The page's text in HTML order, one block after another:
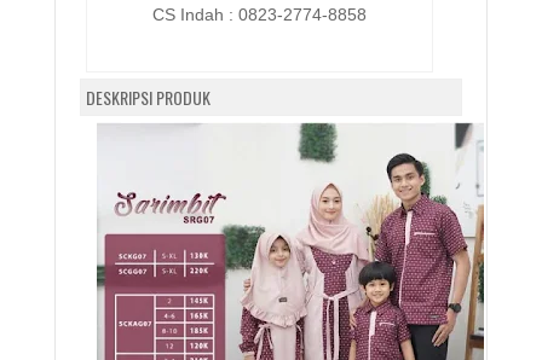
CS Indah : 0823-2774-8858
DESKRIPSI PRODUK